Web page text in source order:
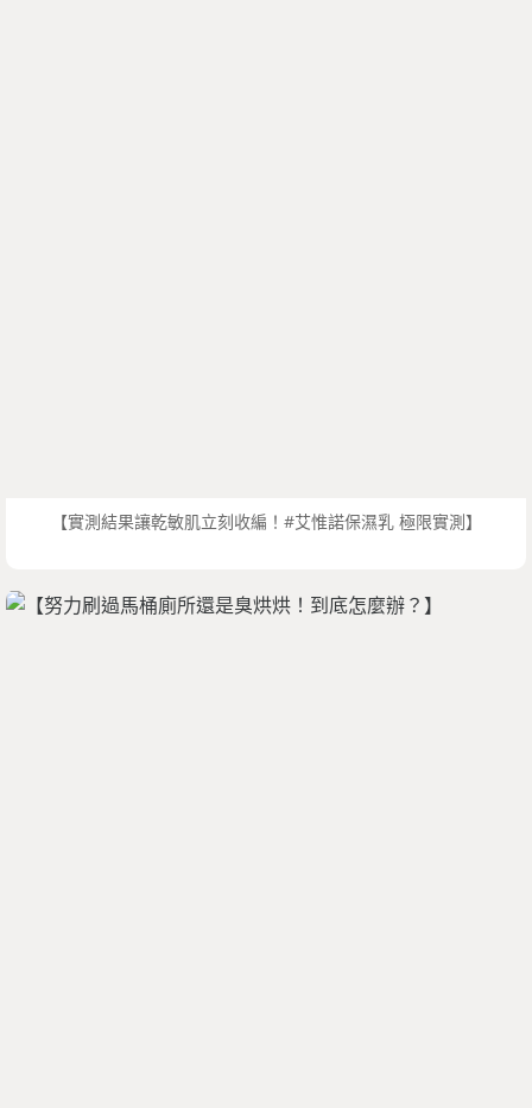
【實測結果讓乾敏肌立刻收編！#艾惟諾保濕乳 極限實測】